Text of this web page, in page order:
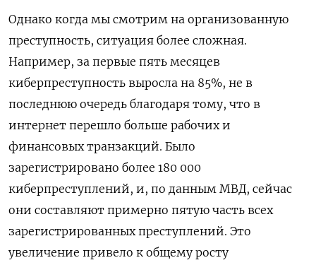
Однако когда мы смотрим на организованную
преступность, ситуация более сложная.
Например, за первые пять месяцев
киберпреступность выросла на 85%, не в
последнюю очередь благодаря тому, что в
интернет перешло больше рабочих и
финансовых транзакций. Было
зарегистрировано более 180 000
киберпреступлений, и, по данным МВД, сейчас
они составляют примерно пятую часть всех
зарегистрированных преступлений. Это
увеличение привело к общему росту